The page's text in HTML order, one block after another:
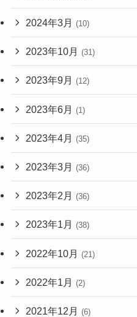
2024年3月 (10)
2023年10月 (31)
2023年9月 (12)
2023年6月 (1)
2023年4月 (35)
2023年3月 (36)
2023年2月 (36)
2023年1月 (38)
2022年10月 (21)
2022年1月 (2)
2021年12月 (6)